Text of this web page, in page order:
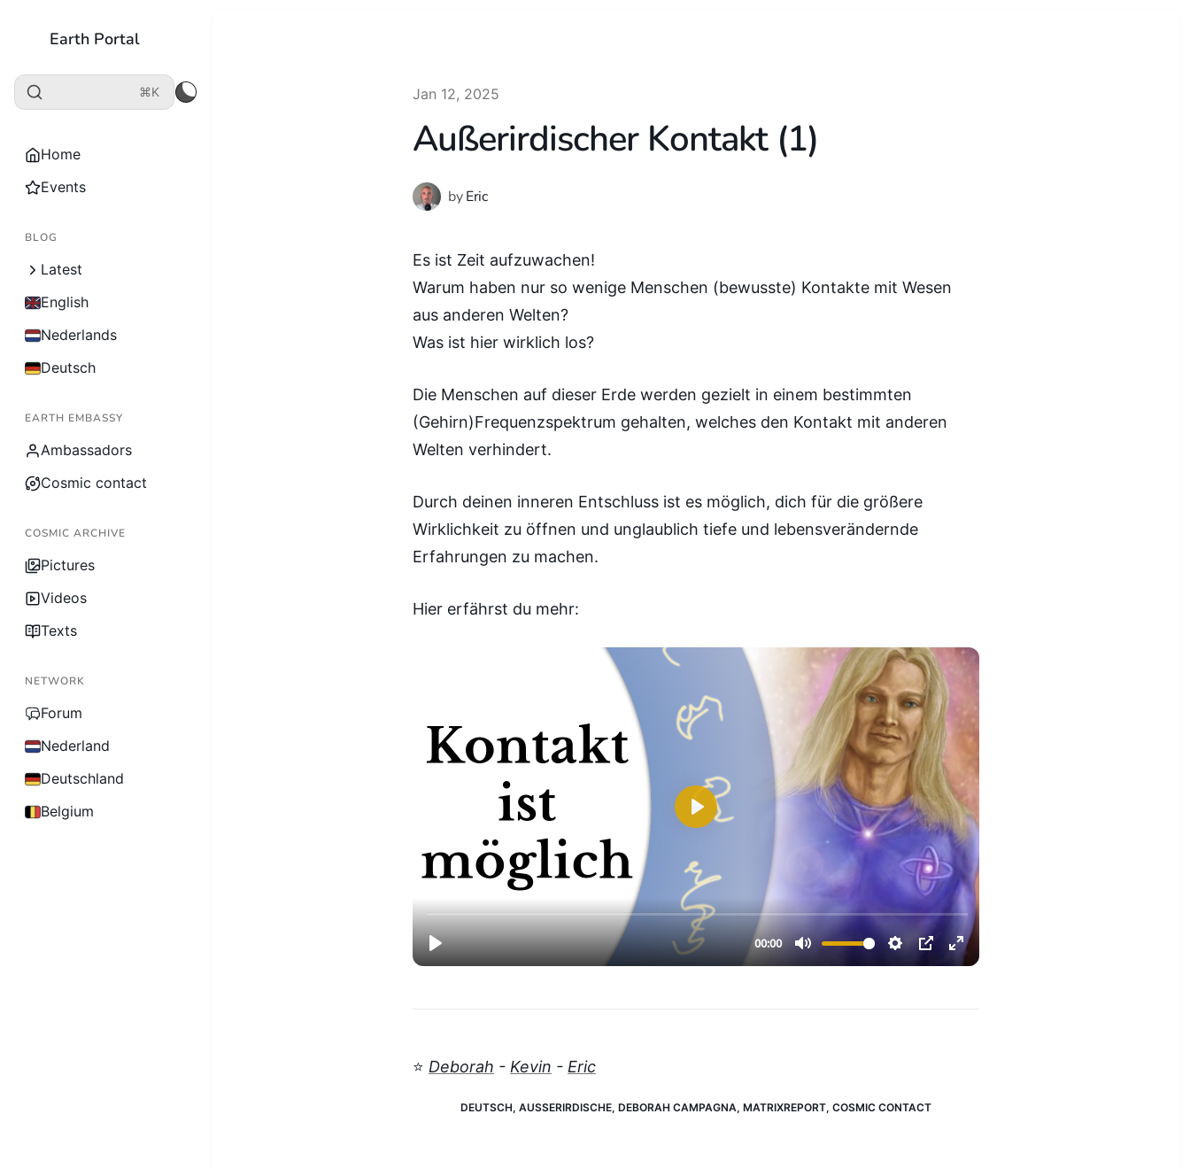
Earth Portal
⌘K
Home
Events
BLOG
Latest
English
Nederlands
Deutsch
EARTH EMBASSY
Ambassadors
Cosmic contact
COSMIC ARCHIVE
Pictures
Videos
Texts
NETWORK
Forum
Nederland
Deutschland
Belgium
Jan 12, 2025
Außerirdischer Kontakt (1)
by Eric
Es ist Zeit aufzuwachen!
Warum haben nur so wenige Menschen (bewusste) Kontakte mit Wesen
aus anderen Welten?
Was ist hier wirklich los?
Die Menschen auf dieser Erde werden gezielt in einem bestimmten
(Gehirn)Frequenzspektrum gehalten, welches den Kontakt mit anderen
Welten verhindert.
Durch deinen inneren Entschluss ist es möglich, dich für die größere
Wirklichkeit zu öffnen und unglaublich tiefe und lebensverändernde
Erfahrungen zu machen.
Hier erfährst du mehr:
⭐️ Deborah - Kevin - Eric
DEUTSCH, AUSSERIRDISCHE , DEBORAH CAMPAGNA, MATRIXREPORT, COSMIC CONTACT